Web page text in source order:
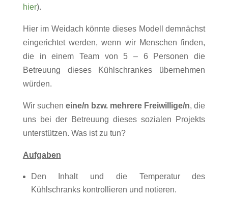
hier).
Hier im Weidach könnte dieses Modell demnächst
eingerichtet werden, wenn wir Menschen finden,
die in einem Team von 5 – 6 Personen die
Betreuung dieses Kühlschrankes übernehmen
würden.
Wir suchen eine/n bzw. mehrere Freiwillige/n, die
uns bei der Betreuung dieses sozialen Projekts
unterstützen. Was ist zu tun?
Aufgaben
Den Inhalt und die Temperatur des
Kühlschranks kontrollieren und notieren.